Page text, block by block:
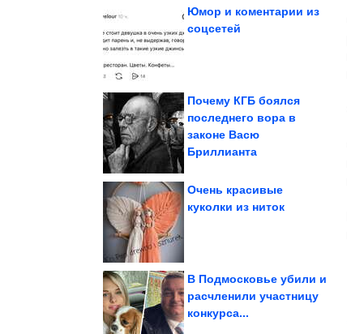
Простая привычка
Юмор и коментарии из
соцсетей
Топ-10 крупнейших
Почему КГБ боялся
последнего вора в
законе Васю
Бриллианта
Очень красивые
куколки из ниток
Почему массовая
В Подмосковье убили и
расчленили участницу
конкурса...